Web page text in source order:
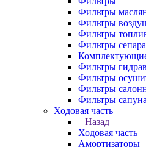
Фильтры
Фильтры
Фильтры
Фильтры
Фильтры
Фильтры
Фильтры
Фильтры сапуна
Ходовая часть
Назад
Ходовая часть
Амортизаторы